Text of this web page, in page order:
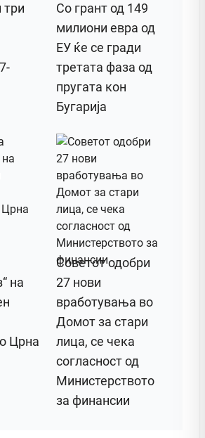
три
Со грант од 149
милиони евра од
ЕУ ќе се гради
третата фаза од
пругата кон
Бугарија
на
Црна
Советот одобри
27 нови
вработувања во
Домот за стари
лица, се чека
согласност од
Министерството
за финансии